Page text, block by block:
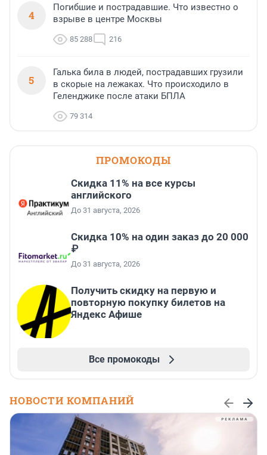
4
Погибшие и пострадавшие. Что известно о
взрыве в центре Москвы
85 288 216
5
Галька била в людей, пострадавших грузили
в скорые на лежаках. Что происходило в
Геленджике после атаки БПЛА
79 314
ПРОМОКОДЫ
Скидка 11% на все курсы
английского
До 31 августа, 2026
Скидка 10% на один заказ до 20 000
₽
До 31 августа, 2026
Получить скидку на первую и
повторную покупку билетов на
Яндекс Афише
Все промокоды
НОВОСТИ КОМПАНИЙ